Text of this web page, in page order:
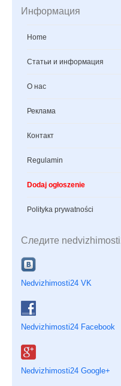
Информация
Home
Статьи и информация
О нас
Реклама
Контакт
Regulamin
Dodaj ogłoszenie
Polityka prywatności
Следите
Nedvizhimosti24 VK
Nedvizhimosti24 Facebook
Nedvizhimosti24 Google+